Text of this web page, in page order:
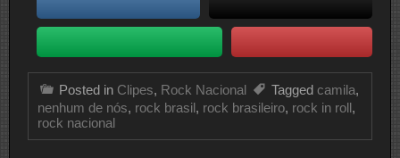
Posted in Clipes, Rock Nacional Tagged camila,
nenhum de nós, rock brasil, rock brasileiro, rock in roll,
rock nacional